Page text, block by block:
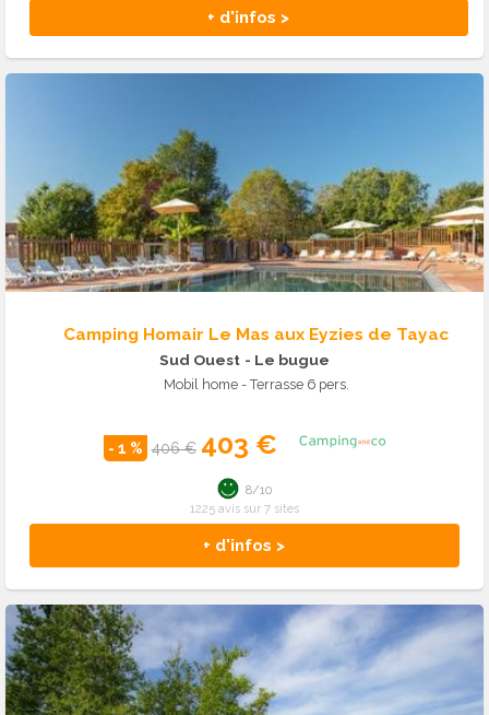
+ d'infos >
Camping Homair Le Mas aux Eyzies de Tayac
Sud Ouest - Le bugue
Mobil home - Terrasse 6 pers.
- 1 % 406 € 403 €
+ d'infos >
8/10
1225 avis sur 7 sites